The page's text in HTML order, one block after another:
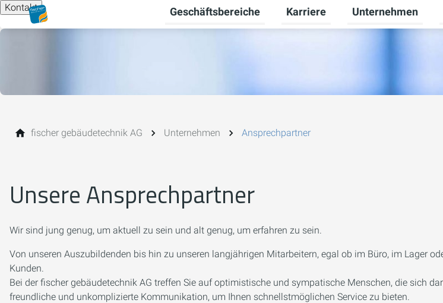
Kontakt Geschäftsbereiche
Untermenü für Geschäftsbereiche
Karriere
Untermenü für
Unternehmen
fischer gebäudetechnik AG Unternehmen Ansprechpartner
Unsere Ansprechpartner
Wir sind jung genug, um aktuell zu sein und alt genug, um erfahren zu sein.
Von unseren Auszubildenden bis hin zu unseren langjährigen Mitarbeitern, egal ob im Büro, im Lager
Kunden.
Bei der fischer gebäudetechnik AG treffen Sie auf optimistische und sympatische Menschen, die sich
freundliche und unkomplizierte Kommunikation, um Ihnen schnellstmöglichen Service zu bieten.